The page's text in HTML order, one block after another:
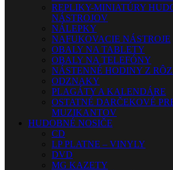
REPLIKY-MINIATÚRY
NÁSTROJOV
NÁLEPKY
NAFUKOVACIE NÁSTROJE
OBALY NA TABLETY
OBALY NA TELEFÓNY
NÁSTENNÉ HODINY Z
ODZNAKY
PLAGÁTY A KALENDÁRE
OSTATNÉ DARČEKOVÉ
MUZIKANTOV
HUDOBNÉ NOSIČE
CD
LP PLATNE – VINYLY
DVD
MG KAZETY